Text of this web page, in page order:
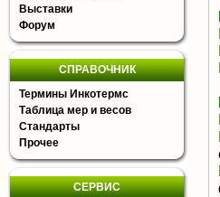
Выставки
Форум
СПРАВОЧНИК
Термины Инкотермс
Таблица мер и весов
Стандарты
Прочее
СЕРВИС